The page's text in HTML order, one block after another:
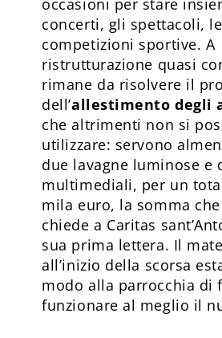
concerti, gli spettacoli,
competizioni sportive. A
ristrutturazione quasi
rimane da risolvere il
dell’allestimento degli
che altrimenti non si
utilizzare: servono
due lavagne luminose e
multimediali, per un
mila euro, la somma
chiede a Caritas
sua prima lettera. Il
all’inizio della scorsa
modo alla parrocchia di
funzionare al meglio il